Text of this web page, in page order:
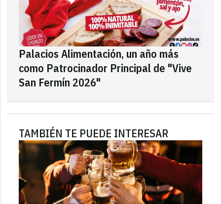
Palacios Alimentación, un año más
como Patrocinador Principal de "Vive
San Fermín 2026"
TAMBIÉN TE PUEDE INTERESAR